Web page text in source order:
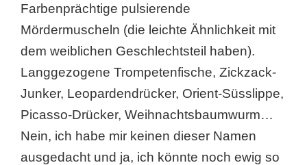
Farbenprächtige pulsierende
Mördermuscheln (die leichte Ähnlichkeit mit
dem weiblichen Geschlechtsteil haben).
Langgezogene Trompetenfische, Zickzack-
Junker, Leopardendrücker, Orient-Süsslippe,
Picasso-Drücker, Weihnachtsbaumwurm…
Nein, ich habe mir keinen dieser Namen
ausgedacht und ja, ich könnte noch ewig so